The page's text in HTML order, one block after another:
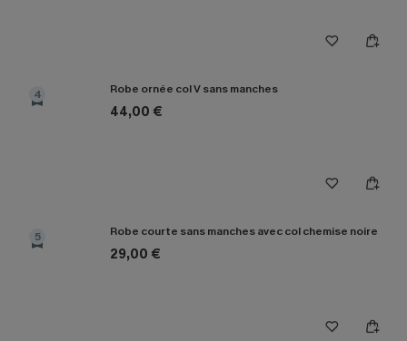
4 Robe ornée col V sans manches
44,00 €
5 Robe courte sans manches avec col chemise noire
29,00 €